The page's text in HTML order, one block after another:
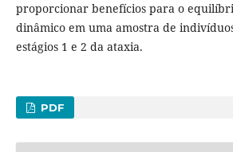
proporcionar benefícios para o
dinâmico em uma amostra de
estágios 1 e 2 da ataxia.
PDF